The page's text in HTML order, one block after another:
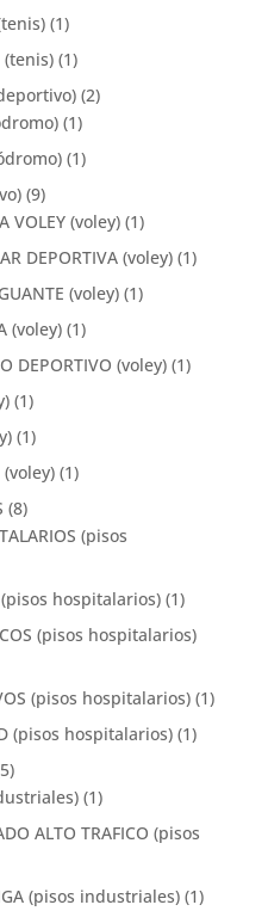
(1)
(tenis) (1)
(2)
(1)
(1)
(9)
VOLEY (voley) (1)
DEPORTIVA (voley) (1)
(voley) (1)
(voley) (1)
DEPORTIVO (voley) (1)
(1)
(1)
(voley) (1)
(8)
(pisos
(pisos hospitalarios) (1)
(pisos hospitalarios)
(pisos hospitalarios) (1)
(pisos hospitalarios) (1)
(1)
ALTO TRAFICO (pisos
(pisos industriales) (1)